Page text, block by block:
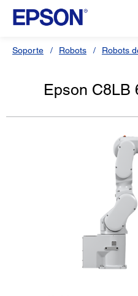
Soporte Robots Robots
Epson C8LB